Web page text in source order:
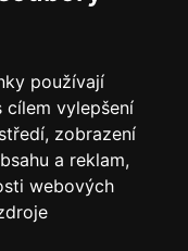
používají
cílem vylepšení
zobrazení
a reklam,
webových